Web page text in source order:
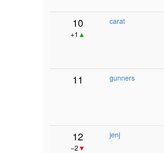
10
+1 ▲
carat
11 gunners
12
−2 ▼
jenj